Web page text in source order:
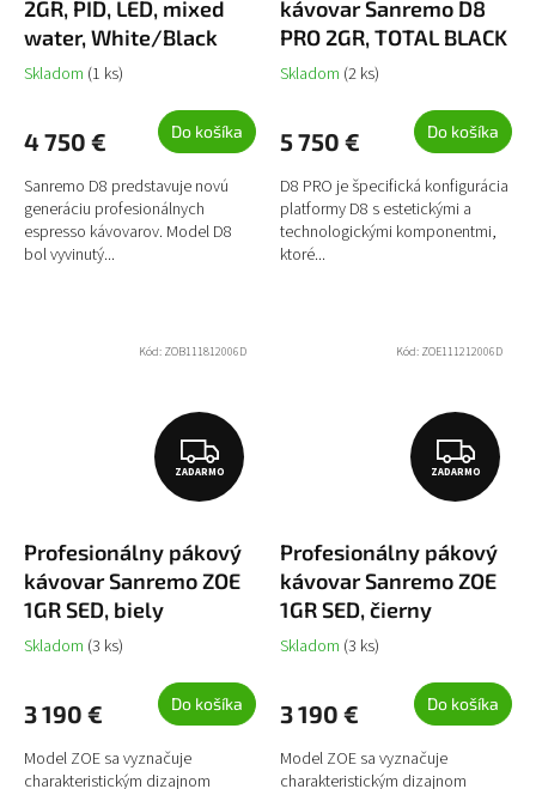
M
2GR, PID, LED, mixed
water, White/Black
Skladom (1 ks)
4 750 € Do košíka
Sanremo D8 predstavuje novú
generáciu profesionálnych
espresso kávovarov. Model D8
bol vyvinutý...
M
kávovar Sanremo D8
PRO 2GR, TOTAL BLACK
Skladom (2 ks)
5 750 € Do košíka
D8 PRO je špecifická konfigurácia
platformy D8 s estetickými a
technologickými komponentmi,
ktoré...
Z
A
A
R
O
ZADARMO
Profesionálny pákový
kávovar Sanremo ZOE
1GR SED, biely
Skladom (3 ks)
3 190 € Do košíka
Model ZOE sa vyznačuje
charakteristickým dizajnom
Kód: ZOB111812006D
Z
A
A
R
O
ZADARMO
Profesionálny pákový
kávovar Sanremo ZOE
1GR SED, čierny
Skladom (3 ks)
3 190 € Do košíka
Model ZOE sa vyznačuje
charakteristickým dizajnom
Kód: ZOE111212006D